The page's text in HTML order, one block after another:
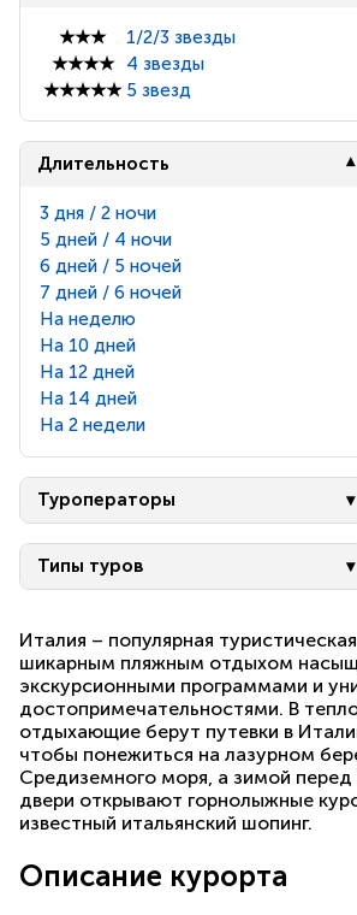
★★★
1/2/3 звезды
★★★★
4 звезды
★★★★★ 5 звезд
Длительность
3 дня / 2 ночи
5 дней / 4 ночи
6 дней / 5 ночей
7 дней / 6 ночей
На неделю
На 10 дней
На 12 дней
На 14 дней
На 2 недели
Туроператоры
Типы туров
Италия – популярная
шикарным пляжным отдыхом
экскурсионными программами и
достопримечательностями. В
отдыхающие берут путевки в
чтобы понежиться на лазурном
Средиземного моря, а зимой перед
двери открывают горнолыжные
известный итальянский шопинг.
Описание курорта